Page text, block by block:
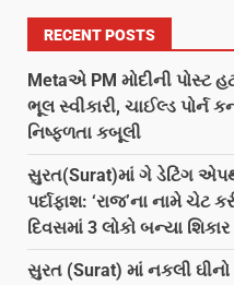
RECENT POSTS
Metaએ PM મોદીની પોસ્ટ
ભૂલ સ્વીકારી, ચાઈલ્ડ પોર્ન
નિષ્ફળતા કબૂલી
સુરત(Surat)માં ગે ડેટિંગ
પર્દાફાશ: ‘રાજ’ના નામે ચેટ
દિવસમાં 3 લોકો બન્યા શિકાર
સુરત (Surat) માં નકલી ઘીનો